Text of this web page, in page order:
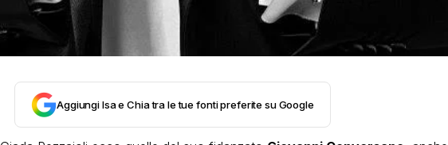
Aggiungi Isa e Chia tra le tue fonti preferite su Google